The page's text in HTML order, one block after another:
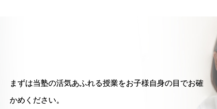
まずは当塾の活気あふれる授業をお子様自身の目でお確
かめください。